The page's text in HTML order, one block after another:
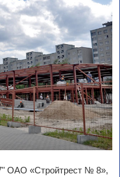
ОАО «Стройтрест № 8»,